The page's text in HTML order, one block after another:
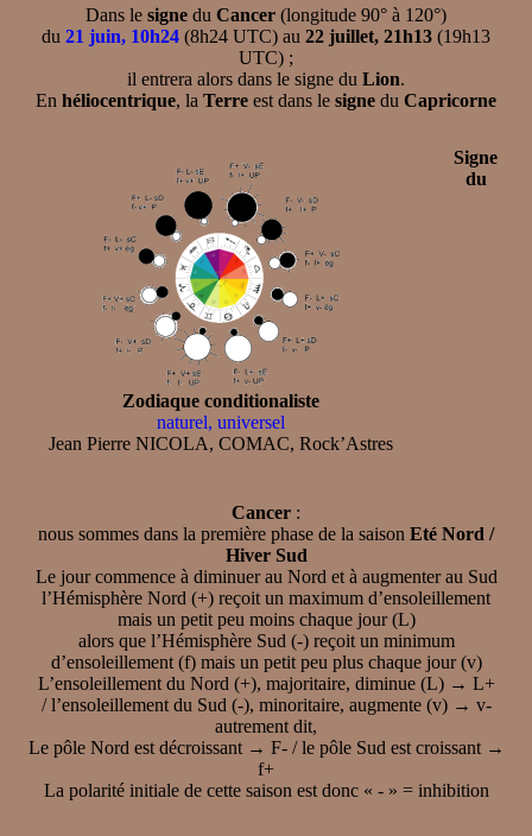
Dans le signe du Cancer (longitude 90° à 120°)
du 21 juin, 10h24 (8h24 UTC) au 22 juillet, 21h13 (19h13
UTC) ;
il entrera alors dans le signe du Lion.
En héliocentrique, la Terre est dans le signe du Capricorne
Zodiaque conditionaliste
naturel, universel
Jean Pierre NICOLA, COMAC, Rock’Astres
Signe
du
Cancer :
nous sommes dans la première phase de la saison Eté Nord /
Hiver Sud
Le jour commence à diminuer au Nord et à augmenter au Sud
l’Hémisphère Nord (+) reçoit un maximum d’ensoleillement
mais un petit peu moins chaque jour (L)
alors que l’Hémisphère Sud (-) reçoit un minimum
d’ensoleillement (f) mais un petit peu plus chaque jour (v)
L’ensoleillement du Nord (+), majoritaire, diminue (L) → L+
/ l’ensoleillement du Sud (-), minoritaire, augmente (v) → v-
autrement dit,
Le pôle Nord est décroissant → F- / le pôle Sud est croissant →
f+
La polarité initiale de cette saison est donc « - » = inhibition